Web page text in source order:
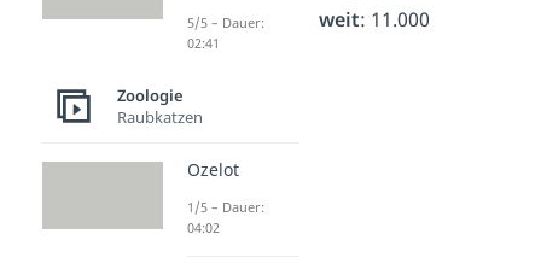
Artenzahl weltweit: 11.000
5/5 – Dauer:
02:41
Zoologie
Raubkatzen
Ozelot
1/5 – Dauer:
04:02